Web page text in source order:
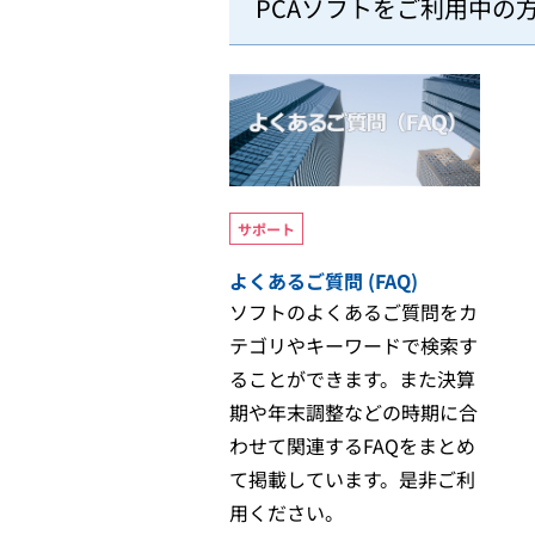
PCAソフトをご利用中の
サポート
よくあるご質問 (FAQ)
ソフトのよくあるご質問をカ
テゴリやキーワードで検索す
ることができます。また決算
期や年末調整などの時期に合
わせて関連するFAQをまとめ
て掲載しています。是非ご利
用ください。